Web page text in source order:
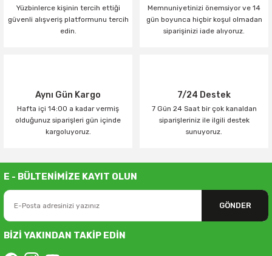
Yüzbinlerce kişinin tercih ettiği
güvenli alışveriş platformunu tercih
edin.
Memnuniyetinizi önemsiyor ve 14
gün boyunca hiçbir koşul olmadan
siparişinizi iade alıyoruz.
Aynı Gün Kargo
Hafta içi 14:00 a kadar vermiş
olduğunuz siparişleri gün içinde
kargoluyoruz.
7/24 Destek
7 Gün 24 Saat bir çok kanaldan
siparişleriniz ile ilgili destek
sunuyoruz.
E - BÜLTENİMİZE KAYIT OLUN
GÖNDER
BİZİ YAKINDAN TAKİP EDİN